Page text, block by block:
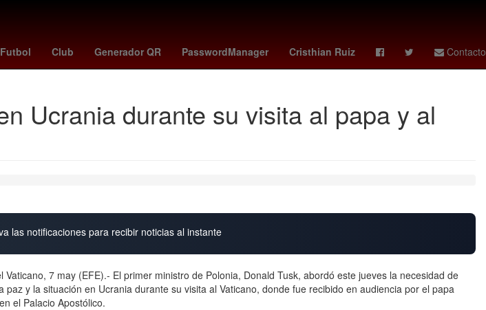
Futbol Club Generador QR PasswordManager Cristhian Ruiz Contacto
- españa 26 de marzo alemania - irlanda del norte seahawks vs 49ers Denuncia China
Ucrania durante su visita al papa y al
las notificaciones para recibir noticias al instante
Vaticano, 7 may (EFE).- El primer ministro de Polonia, Donald Tusk, abordó este jueves la necesidad de
paz y la situación en Ucrania durante su visita al Vaticano, donde fue recibido en audiencia por el papa
el Palacio Apostólico.